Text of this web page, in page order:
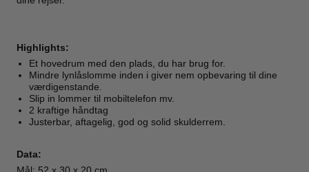
Highlights:
Et hovedrum med den plads, du har brug for.
Mindre lynlåslomme inden i giver nem opbevaring til dine
værdigenstande.
Slip in lommer til mobiltelefon mv.
2 kraftige håndtag
Justerbar, aftagelig, god og solid skulderrem.
Data: